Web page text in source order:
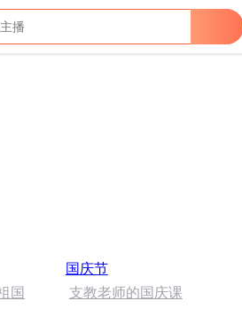
国
国庆节
支教老师的国庆课